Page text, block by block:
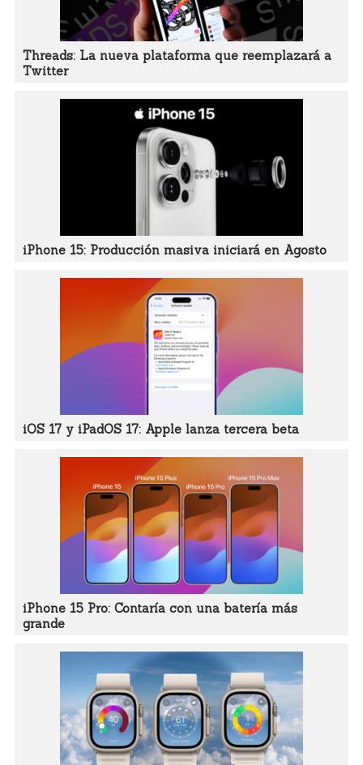
Threads: La nueva plataforma que reemplazará a
Twitter
iPhone 15: Producción masiva iniciará en Agosto
iOS 17 y iPadOS 17: Apple lanza tercera beta
iPhone 15 Pro: Contaría con una batería más
grande